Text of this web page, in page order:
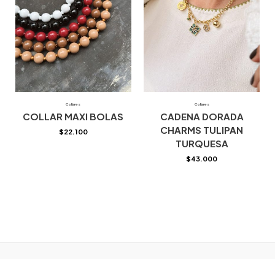
Collares
COLLAR MAXI BOLAS
$22.100
Collares
CADENA DORADA
CHARMS TULIPAN
TURQUESA
$43.000